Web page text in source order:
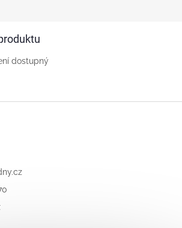
dostupný